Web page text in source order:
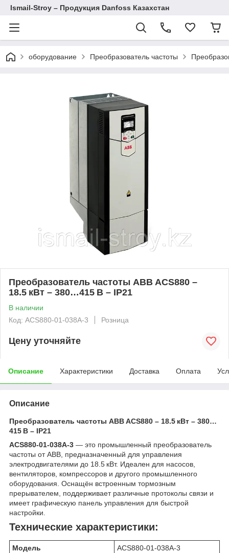
Ismail-Stroy – Продукция Danfoss Казахстан
оборудование Преобразователь частоты
Преобразователь частоты ABB ACS880 –
18.5 кВт – 380…415 В – IP21
В наличии
Код: ACS880-01-038A-3
Розница
Цену уточняйте
Описание Характеристики Доставка Оплата
Описание
Преобразователь частоты ABB ACS880 – 18.5 кВт – 380…
415 В – IP21
ACS880-01-038A-3 — это промышленный преобразователь
частоты от ABB, предназначенный для управления
электродвигателями до 18.5 кВт. Идеален для насосов,
вентиляторов, компрессоров и другого промышленного
оборудования. Оснащён встроенным тормозным
прерывателем, поддерживает различные протоколы связи и
имеет графическую панель управления для быстрой
настройки.
Технические характеристики:
Модель
ACS880-01-038A-3